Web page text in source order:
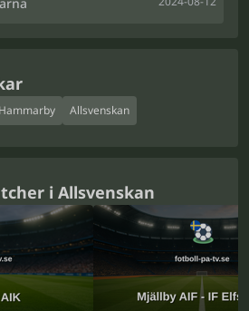
Hammarby Allsvenskan
i Allsvenskan